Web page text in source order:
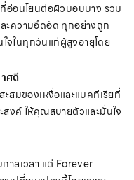
อ่อนโยนต่อผิวบอบบาง รวม
ะความอึดอัด ทุกอย่างถูก
จในทุกวันแก่ผู้สูงอายุโดย
ศดี
สมของเหงื่อและแบคทีเรียที่
สงค์ ให้คุณสบายตัวและมั่นใจ
าลเวลา แต่ Forever